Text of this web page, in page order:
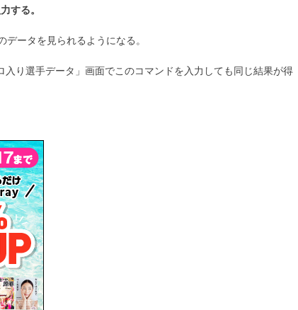
する。
ータを見られるようになる。
入り選手データ」画面でこのコマンドを入力しても同じ結果が得